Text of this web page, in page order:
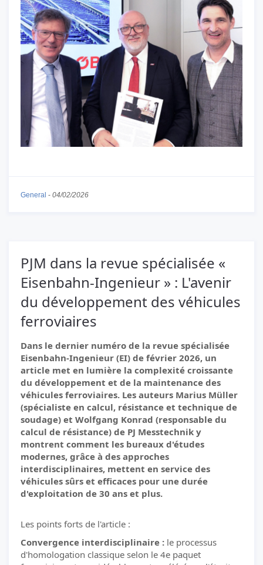
General - 04/02/2026
PJM dans la revue spécialisée «
Eisenbahn-Ingenieur » : L'avenir
du développement des véhicules
ferroviaires
Dans le dernier numéro de la revue spécialisée
Eisenbahn-Ingenieur (EI) de février 2026, un
article met en lumière la complexité croissante
du développement et de la maintenance des
véhicules ferroviaires. Les auteurs Marius Müller
(spécialiste en calcul, résistance et technique de
soudage) et Wolfgang Konrad (responsable du
calcul de résistance) de PJ Messtechnik y
montrent comment les bureaux d'études
modernes, grâce à des approches
interdisciplinaires, mettent en service des
véhicules sûrs et efficaces pour une durée
d'exploitation de 30 ans et plus.
Les points forts de l'article :
Convergence interdisciplinaire : le processus
d'homologation classique selon le 4e paquet